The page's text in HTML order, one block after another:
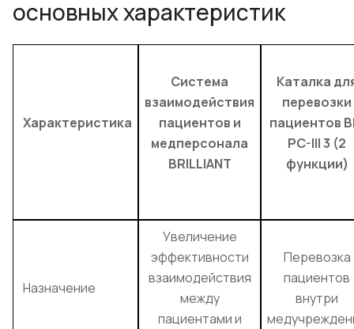
основных характеристик
Характеристика
Система
взаимодействия
пациентов и
медперсонала
BRILLIANT
Каталка
перевозки
пациентов
PC-III 3 (2
функции)
Назначение
Увеличение
эффективности
взаимодействия
между
пациентами и
Перевозка
пациентов
внутри